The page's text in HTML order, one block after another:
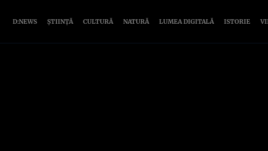
D:NEWS ȘTIINȚĂ CULTURĂ NATURĂ LUMEA DIGITALĂ ISTORIE